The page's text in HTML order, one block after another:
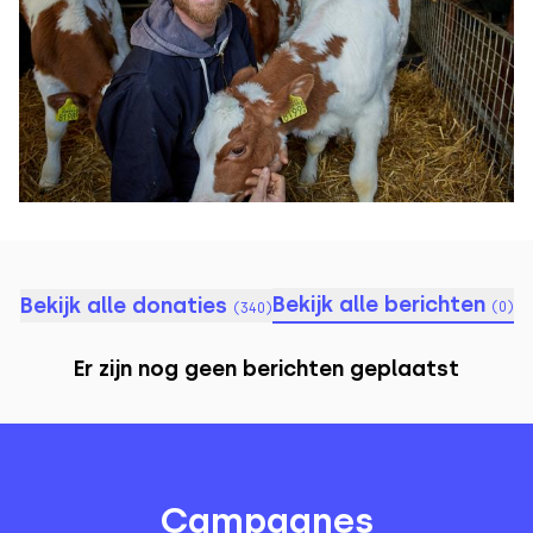
Bekijk alle donaties (340 )Bekijk alle berichten ( 0 )
Er zijn nog geen berichten geplaatst
Campagnes